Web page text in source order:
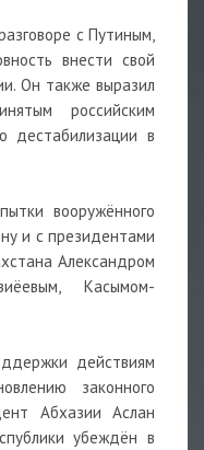
с Путиным,
внести свой
Он также выразил
российским
дестабилизации в
вооружённого
и с президентами
Александром
Касымом-
действиям
законного
Абхазии Аслан
убеждён в